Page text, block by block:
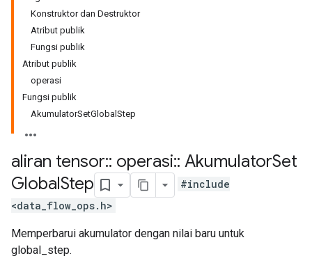
Konstruktor dan Destruktor
Atribut publik
Fungsi publik
Atribut publik
operasi
Fungsi publik
AkumulatorSetGlobalStep
aliran tensor:: operasi:: AkumulatorSet
GlobalStep
#include
<data_flow_ops.h>
Memperbarui akumulator dengan nilai baru untuk
global_step.